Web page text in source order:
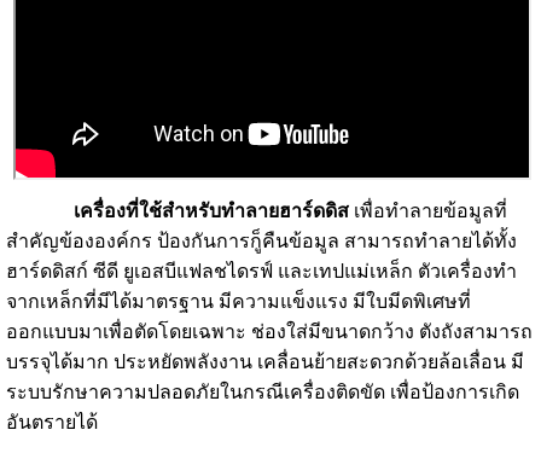
เครื่องที่ใช้สำหรับทำลายฮาร์ดดิสเพื่อทำลายข้อมูลที่
สำคัญข้ององค์กร ป้องกันการกู็คืนข้อมูล สามารถทำลายได้ทั้ง
ฮาร์ดดิสก์ ซีดี ยูเอสบีแฟลชไดรฟ์ และเทปแม่เหล็ก ตัวเครื่องทำ
จากเหล็กที่มีได้มาตรฐาน มีความแข็งแรง มีใบมีดพิเศษที่
ออกแบบมาเพื่อตัดโดยเฉพาะ ช่องใส่มีขนาดกว้าง ตังถังสามารถ
บรรจุได้มาก ประหยัดพลังงาน เคลื่อนย้ายสะดวกด้วยล้อเลื่อน มี
ระบบรักษาความปลอดภัยในกรณีเครื่องติดขัด เพื่อป้องการเกิด
อันตรายได้